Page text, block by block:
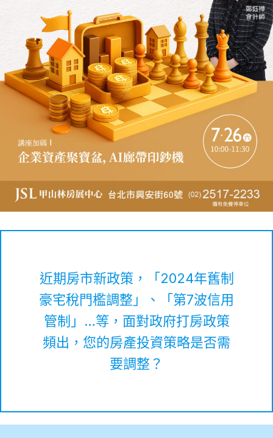
近期房市新政策，「2024年舊制
豪宅稅門檻調整」、「第7波信用
管制」…等，面對政府打房政策
頻出，您的房產投資策略是否需
要調整？